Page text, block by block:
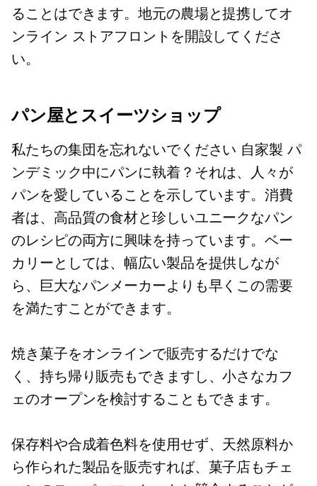
ることはできます。地元の農場と提携してオ
ンライン ストアフロントを開設してくださ
い。
パン屋とスイーツショップ
私たちの集団を忘れないでください 自家製 パ
ンデミック中にパンに執着？それは、人々が
パンを愛していることを示しています。消費
者は、高品質の食材と珍しいユニークなパン
のレシピの両方に興味を持っています。ベー
カリーとしては、幅広い製品を提供しなが
ら、巨大なパンメーカーよりも早くこの需要
を満たすことができます。
焼き菓子をオンラインで販売するだけでな
く、持ち帰り販売もできますし、小さなカフ
ェのオープンを検討することもできます。
保存料や合成着色料を使用せず、天然原料か
ら作られた製品を販売すれば、菓子店もチェ